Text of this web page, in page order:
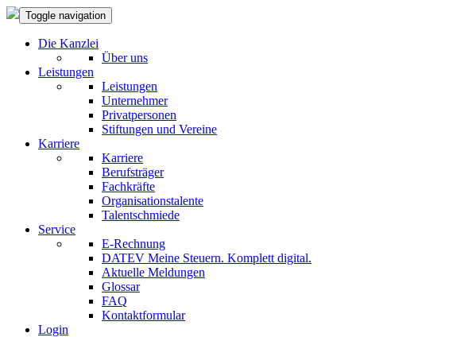
Toggle navigation
Die Kanzlei
Über uns
Leistungen
Leistungen
Unternehmer
Privatpersonen
Stiftungen und Vereine
Karriere
Karriere
Berufsträger
Fachkräfte
Organisationstalente
Talentschmiede
Service
E-Rechnung
DATEV Meine Steuern. Komplett digital.
Aktuelle Meldungen
Glossar
FAQ
Kontaktformular
Login